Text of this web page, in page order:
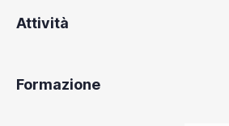
Attività
Formazione